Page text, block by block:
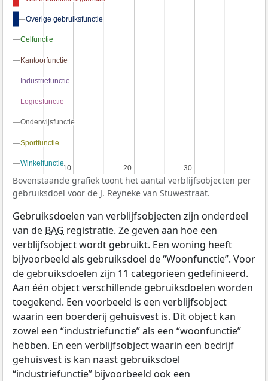
10
10 20
20 30
30
Overige gebruiksfunctie
Overige gebruiksfunctie
Celfunctie
Celfunctie
Kantoorfunctie
Kantoorfunctie
Industriefunctie
Industriefunctie
Logiesfunctie
Logiesfunctie
Onderwijsfunctie
Onderwijsfunctie
Sportfunctie
Sportfunctie
Winkelfunctie
Winkelfunctie
Bovenstaande grafiek toont het aantal verblijfsobjecten per
gebruiksdoel voor de J. Reyneke van Stuwestraat.
Gebruiksdoelen van verblijfsobjecten zijn onderdeel
van de BAG registratie. Ze geven aan hoe een
verblijfsobject wordt gebruikt. Een woning heeft
bijvoorbeeld als gebruiksdoel de “Woonfunctie”. Voor
de gebruiksdoelen zijn 11 categorieën gedefinieerd.
Aan één object verschillende gebruiksdoelen worden
toegekend. Een voorbeeld is een verblijfsobject
waarin een boerderij gehuisvest is. Dit object kan
zowel een “industriefunctie” als een “woonfunctie”
hebben. En een verblijfsobject waarin een bedrijf
gehuisvest is kan naast gebruiksdoel
“industriefunctie” bijvoorbeeld ook een